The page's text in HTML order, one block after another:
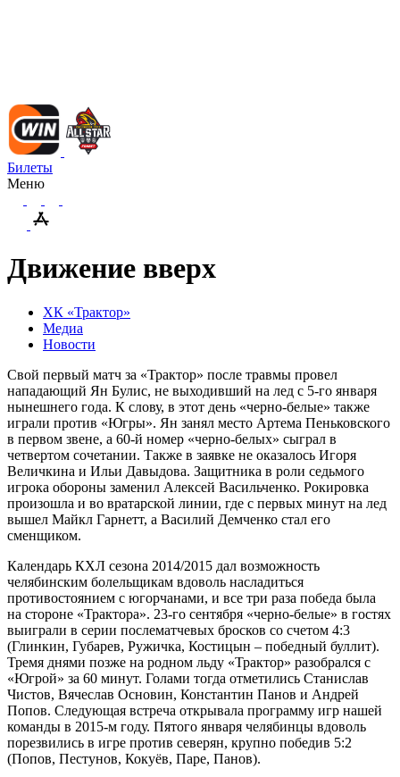
Билеты
Меню
Движение вверх
ХК «Трактор»
Медиа
Новости
Свой первый матч за «Трактор» после травмы провел
нападающий Ян Булис, не выходивший на лед с 5-го января
нынешнего года. К слову, в этот день «черно-белые» также
играли против «Югры». Ян занял место Артема Пеньковского
в первом звене, а 60-й номер «черно-белых» сыграл в
четвертом сочетании. Также в заявке не оказалось Игоря
Величкина и Ильи Давыдова. Защитника в роли седьмого
игрока обороны заменил Алексей Васильченко. Рокировка
произошла и во вратарской линии, где с первых минут на лед
вышел Майкл Гарнетт, а Василий Демченко стал его
сменщиком.
Календарь КХЛ сезона 2014/2015 дал возможность
челябинским болельщикам вдоволь насладиться
противостоянием с югорчанами, и все три раза победа была
на стороне «Трактора». 23-го сентября «черно-белые» в гостях
выиграли в серии послематчевых бросков со счетом 4:3
(Глинкин, Губарев, Ружичка, Костицын – победный буллит).
Тремя днями позже на родном льду «Трактор» разобрался с
«Югрой» за 60 минут. Голами тогда отметились Станислав
Чистов, Вячеслав Основин, Константин Панов и Андрей
Попов. Следующая встреча открывала программу игр нашей
команды в 2015-м году. Пятого января челябинцы вдоволь
порезвились в игре против северян, крупно победив 5:2
(Попов, Пестунов, Кокуёв, Паре, Панов).